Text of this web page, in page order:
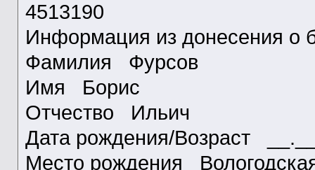
4513190
Информация из донесения о
Фамилия Фурсов
Имя Борис
Отчество Ильич
Дата рождения/Возраст
Место рождения